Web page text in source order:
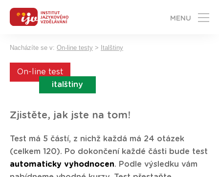
MENU
Nacházíte se v: On-line testy > Italštiny
On-line test
italštiny
Zjistěte, jak jste na tom!
Test má 5 částí, z nichž každá má 24 otázek
(celkem 120). Po dokončení každé části bude test
automaticky vyhodnocen. Podle výsledku vám